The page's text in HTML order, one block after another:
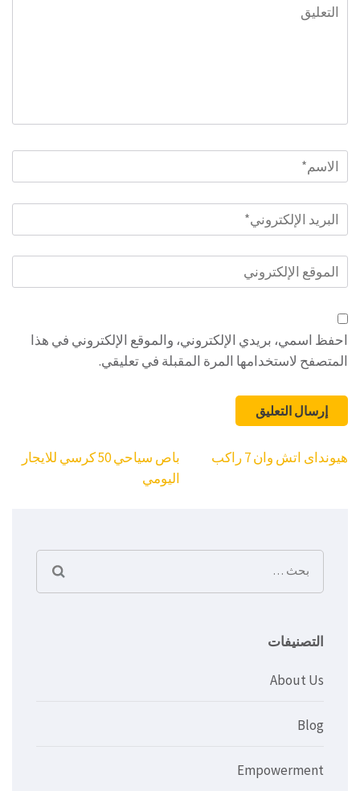
التعليق
الاسم
البريد
الإلكتروني*
الموقع
الإلكتروني
احفظ اسمي، بريدي الإلكتروني، والموقع الإلكتروني في هذا
المتصفح لاستخدامها المرة المقبلة في تعليقي.
تصفّح
باص سياحي 50 كرسي للايجار
اليومي
هيونداى اتش وان 7 راكب
البحث
عن:
التصنيفات
About Us
Blog
Empowerment